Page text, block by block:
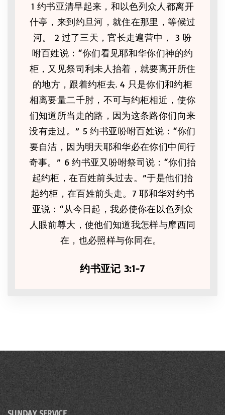
1 约书亚清早起来，和以色列众人都离开
什亭，来到约旦河，就住在那里，等候过
河。 2 过了三天，官长走遍营中， 3 吩
咐百姓说：“你们看见耶和华你们神的约
柜，又见祭司利未人抬着，就要离开所住
的地方，跟着约柜去. 4 只是你们和约柜
相离要量二千肘，不可与约柜相近，使你
们知道所当走的路，因为这条路你们向来
没有走过。” 5 约书亚吩咐百姓说：“你们
要自洁，因为明天耶和华必在你们中间行
奇事。” 6 约书亚又吩咐祭司说：“你们抬
起约柜，在百姓前头过去。”于是他们抬
起约柜，在百姓前头走。7 耶和华对约书
亚说：“从今日起，我必使你在以色列众
人眼前尊大，使他们知道我怎样与摩西同
在，也必照样与你同在。
约书亚记 3:1-7